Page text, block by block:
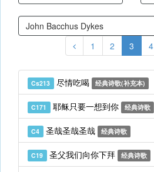
1 2 3 4
Cs213 尽情吃喝 经典诗歌(补充本)
C171 耶稣只要一想到你 经典诗歌
C4 圣哉圣哉圣哉 经典诗歌
C19 圣父我们向你下拜 经典诗歌